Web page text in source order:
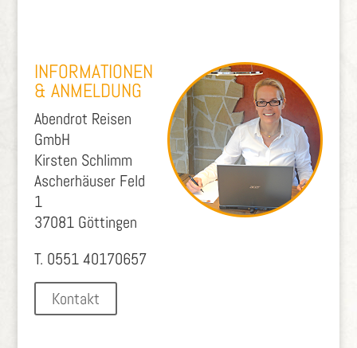
INFORMATIONEN
& ANMELDUNG
Abendrot Reisen
GmbH
Kirsten Schlimm
Ascherhäuser Feld
1
37081 Göttingen
T. 0551 40170657
Kontakt